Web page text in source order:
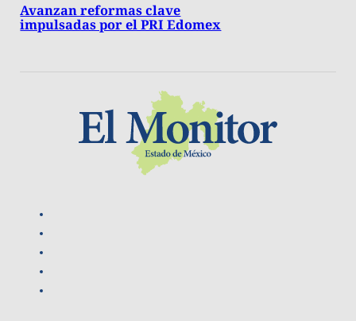
Avanzan reformas clave
impulsadas por el PRI Edomex